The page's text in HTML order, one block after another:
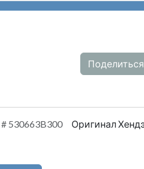
Поделиться
# 530663B300 Оригинал